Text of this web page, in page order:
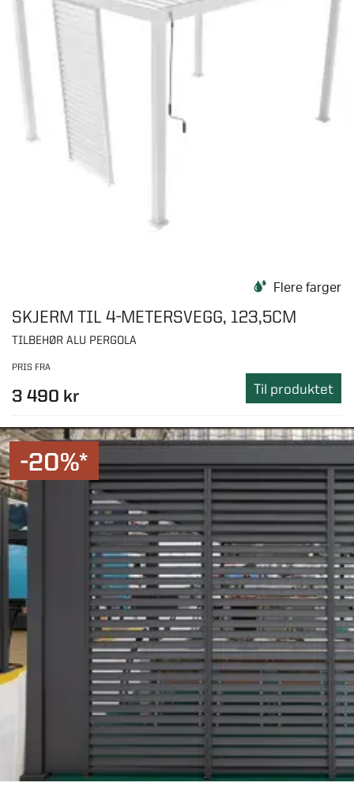
Flere farger
SKJERM TIL 4-METERSVEGG, 123,5CM
TILBEHØR ALU PERGOLA
PRIS FRA
3 490 kr Til produktet
-20%*